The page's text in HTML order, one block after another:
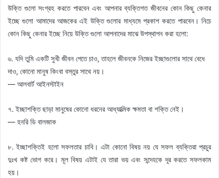
উক্তি গুলো সংগ্রহ করতে পারবেন এবং আপনার ব্যক্তিগত জীবনের কোন কিছু কেনার
ইচ্ছে গুলো আমাদের আজকের এই উক্তি গুলোর মাধ্যমে প্রকাশ করতে পারবেন। নিচে
কোন কিছু কেনার ইচ্ছে নিয়ে উক্তি গুলো আপনাদের মাঝে উপস্থাপন করা হলো:
৬. যদি তুমি একটি সুখী জীবন পেতে চাও, তাহলে জীবনকে নিজের ইচ্ছাগুলোর সাথে বেধে
দাও, কোনো মানুষ কিংবা বস্তুর সাথে নয়।
— আলবার্ট আইনস্টাইন
৭. ইচ্ছাশক্তি ছাড়া মানুষের কোনো ধরনের আধ্যাত্মিক ক্ষমতা বা শক্তি নেই।
— হনরি ডি বালজাক
৮. ইচ্ছাশক্তিই হলো সফলতার চাবি। এটা কোনো বিষয় নয় যে সফল ব্যক্তিরা প্রচুর
দুঃখ কষ্ট ভোগ করে। মূল বিষয় এটাই যে তারা ভয় এবং সন্দেহকে দূর করতে সফলকাম
হয়।